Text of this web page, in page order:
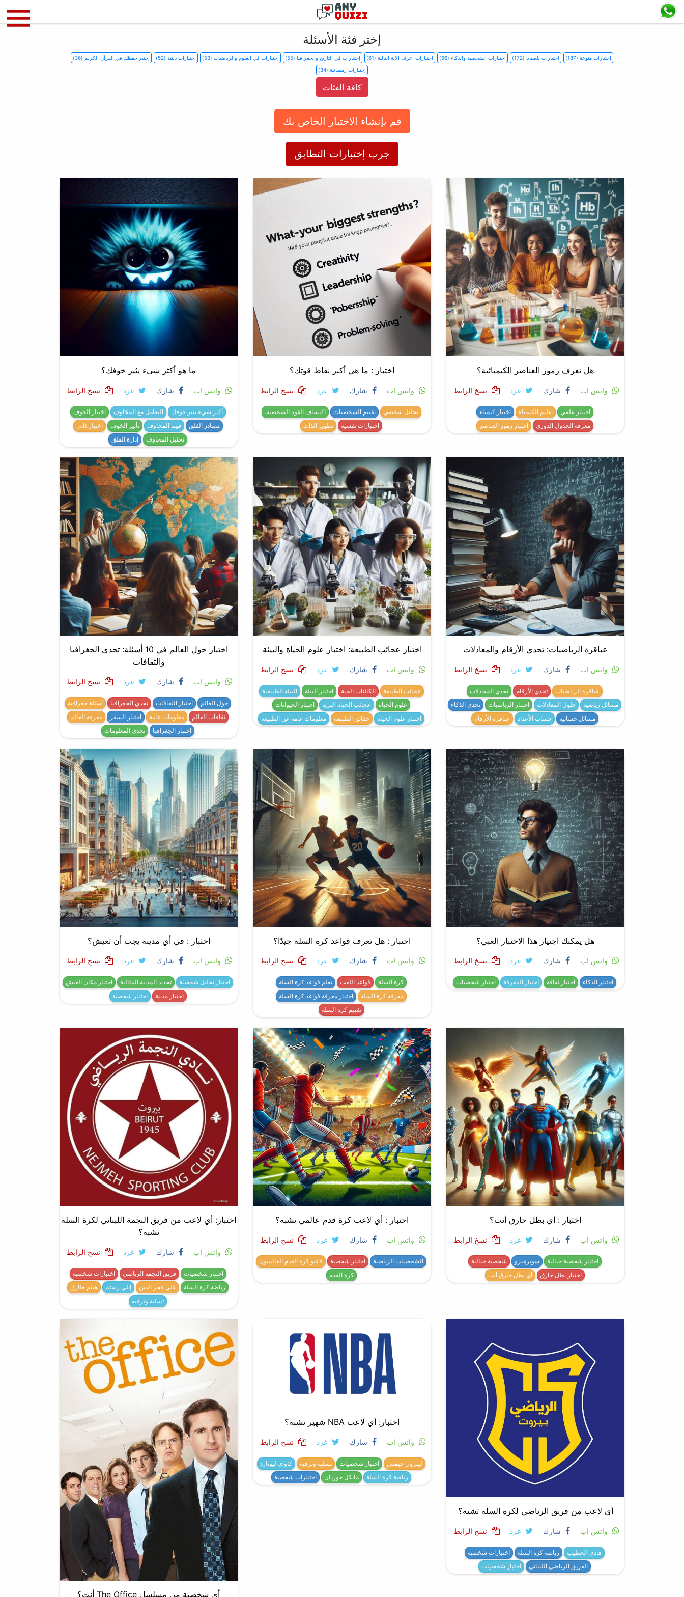
إختر فئة الأسئلة
إختبارات منوعة (187) اختبارات للصبايا (172) اختبارات الشخصية والذكاء (96) اختبارات اعرف الآية التالية (61) إختبارات في التاريخ والجغرافيا (55) إختبارات في العلوم والرياضيات (53) اختبارات دينية (52) إختبر حفظك في القرآن الكريم (36)
إختبارات رمضانية (34)
كافة الفئات
قم بإنشاء الاختبار الخاص بك
جرب إختبارات التطابق
هل تعرف رموز العناصر الكيميائية؟
واتس اب شارك غرد نسخ الرابط
اختبار علمي تعليم الكيمياء
اختبار كيمياء
معرفة الجدول الدوري
اختبار رموز العناصر
اختبار : ما هي أكبر نقاط قوتك؟
واتس اب شارك غرد نسخ الرابط
تحليل شخصي تقييم الشخصيات
اكتشاف القوة الشخصية.
اختبارات نفسية
تطوير الذات
ما هو أكثر شيء يثير خوفك؟
واتس اب شارك غرد نسخ الرابط
أكثر شيء يثير خوفك التعامل مع المخاوف
اختبار الخوف
مصادر القلق
فهم المخاوف تأثير الخوف
اختبار ذاتي
تحليل المخاوف
إدارة القلق
عباقرة الرياضيات: تحدي الأرقام والمعادلات
واتس اب شارك غرد نسخ الرابط
عباقرة الرياضيات تحدي الأرقام
تحدي المعادلات
مسائل رياضية
حلول المعادلات اختبار الرياضيات
تحدي الذكاء
مسائل حسابية
حساب الأعداد عباقرة الأرقام
اختبار عجائب الطبيعة: اختبار علوم الحياة والبيئة
واتس اب شارك غرد نسخ الرابط
عجائب الطبيعة الكائنات الحية اختبار البيئة
البيئة الطبيعية
علوم الحياة
عجائب الحياة البرية
اختبار الحيوانات
اختبار علوم الحياة
حقائق الطبيعة معلومات عامة عن الطبيعة
اختبار حول العالم في 10 أسئلة: تحدي الجغرافيا
والثقافات
واتس اب شارك غرد نسخ الرابط
حول العالم اختبار الثقافات تحدي الجغرافيا
أسئلة جغرافية
ثقافات العالم
معلومات عامة اختبار السفر
معرفة العالم
اختبار الجغرافيا
تحدي المعلومات
هل يمكنك اجتياز هذا الاختبار الغبي؟
واتس اب شارك غرد نسخ الرابط
اختبار الذكاء اختبار ثقافة اختبار المعرفة اختبار شخصيات
اختبار : هل تعرف قواعد كرة السلة جيدًا؟
واتس اب شارك غرد نسخ الرابط
كرة السلة قواعد اللعب
تعلم قواعد كرة السلة
معرفة كرة السلة
اختبار معرفة قواعد كرة السلة
تقييم كرة السلة
اختبار : في أي مدينة يجب أن تعيش؟
واتس اب شارك غرد نسخ الرابط
اختبار تحليل شخصية تحديد المدينة المثالية
اختبار مكان العيش
اختبار مدينة
اختبار شخصية
اختبار : أي بطل خارق أنت؟
واتس اب شارك غرد نسخ الرابط
اختبار شخصية خيالية سوبرهيرو
شخصية خيالية
اختبار بطل خارق
أي بطل خارق أنت
اختبار : أي لاعب كرة قدم عالمي تشبه؟
واتس اب شارك غرد نسخ الرابط
الشخصيات الرياضية اختبار شخصية
لاعبو كرة القدم العالميون
كرة القدم
اختبار: أي لاعب من فريق النجمة اللبناني لكرة السلة
تشبه؟
واتس اب شارك غرد نسخ الرابط
اختبار شخصيات فريق النجمة الرياضي
اختبارات شخصية
رياضة كرة السلة
علي فخر الدين إيلي رستم
هيثم طارق
تسلية وترفيه
أي لاعب من فريق الرياضي لكرة السلة تشبه؟
واتس اب شارك غرد نسخ الرابط
فادي الخطيب رياضة كرة السلة
اختبارات شخصية
الفريق الرياضي اللبناني
اختبار شخصيات
اختبار: أي لاعب NBA شهير تشبه؟
واتس اب شارك غرد نسخ الرابط
ليبرون جيمس اختبار شخصيات تسلية وترفيه
كاواي ليونارد
رياضة كرة السلة
مايكل جوردان اختبارات شخصية
أي شخصية من مسلسل The Office أنت؟